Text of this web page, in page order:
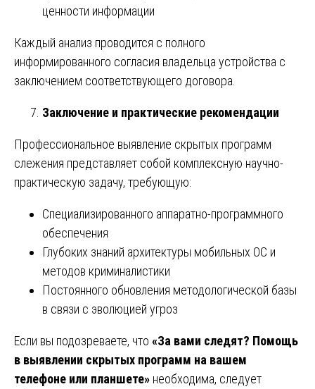
ценности информации
Каждый анализ проводится с полного
информированного согласия владельца устройства с
заключением соответствующего договора.
Заключение и практические рекомендации
Профессиональное выявление скрытых программ
слежения представляет собой комплексную научно-
практическую задачу, требующую:
Специализированного аппаратно-программного
обеспечения
Глубоких знаний архитектуры мобильных ОС и
методов криминалистики
Постоянного обновления методологической базы
в связи с эволюцией угроз
Если вы подозреваете, что «За вами следят? Помощь
в выявлении скрытых программ на вашем
телефоне или планшете» необходима, следует